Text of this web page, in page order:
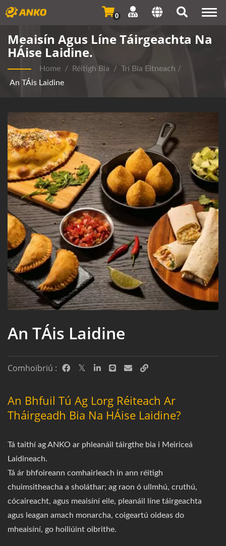
0
Meaisín Agus Líne Táirgeachta Na
HÁise Laidine.
Home / Réitigh Bia / Trí Bia Eitneach /
An TÁis Laidine
An TÁis Laidine
Comhoibriú :
An Bhfuil Tú Ag Lorg Réiteach Ar
Tháirgeadh Bia Na HÁise Laidine?
Tá taithí ag ANKO ar phleanáil táirgthe bia i Meiriceá
Laidineach.
Tá ár bhfoireann comhairleach in ann réitigh
chuimsitheacha a sholáthar; ag raon ó ullmhú, cruthú,
cócaireacht, agus meaisíní eile, pleanáil líne táirgeachta
agus leagan amach monarcha, coigeartú oideas do
mheaisíní, go hoiliúint oibrithe.